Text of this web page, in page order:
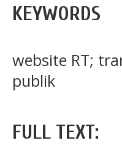
KEYWORDS
website RT;
publik
FULL TEXT: